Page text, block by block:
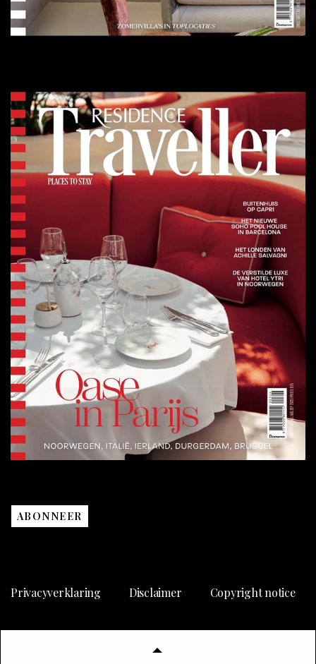
ABONNEER
Privacyverklaring Disclaimer Copyright notice